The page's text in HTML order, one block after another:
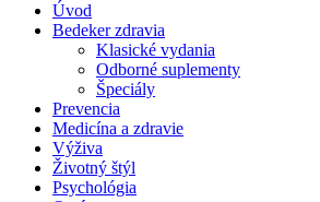
Úvod
Bedeker zdravia
Klasické vydania
Odborné suplementy
Špeciály
Prevencia
Medicína a zdravie
Výživa
Životný štýl
Psychológia